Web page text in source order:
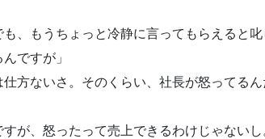
、もうちょっと冷静に言ってもらえると
ですが」
方ないさ。そのくらい、社長が怒ってるん
が、怒ったって売上できるわけじゃない